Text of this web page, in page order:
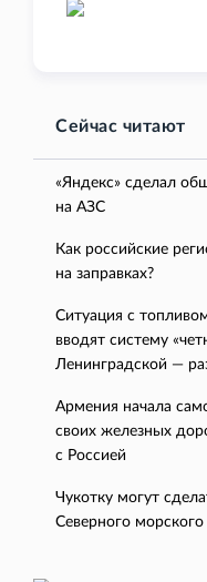
Сейчас читают
«Яндекс» сделал
на АЗС
Как российские
на заправках?
Ситуация с
вводят систему
Ленинградской —
Армения начала
своих железных
с Россией
Чукотку могут
Северного морского